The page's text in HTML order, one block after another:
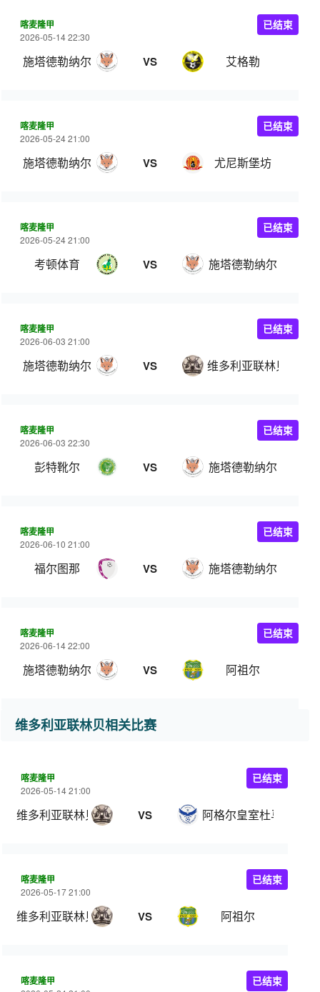
喀麦隆甲
2026-05-14 22:30
施塔德勒纳尔 VS 艾格勒
已结束
喀麦隆甲
2026-05-24 21:00
施塔德勒纳尔 VS 尤尼斯堡坊
已结束
喀麦隆甲
2026-05-24 21:00
考顿体育 VS 施塔德勒纳尔
已结束
喀麦隆甲
2026-06-03 21:00
施塔德勒纳尔 VS 维多利亚联林贝
已结束
喀麦隆甲
2026-06-03 22:30
彭特靴尔 VS 施塔德勒纳尔
已结束
喀麦隆甲
2026-06-10 21:00
福尔图那 VS 施塔德勒纳尔
已结束
喀麦隆甲
2026-06-14 22:00
施塔德勒纳尔 VS 阿祖尔
已结束
维多利亚联林贝相关比赛
喀麦隆甲
2026-05-14 21:00
维多利亚联林贝 VS 阿格尔皇室杜马
已结束
喀麦隆甲
2026-05-17 21:00
维多利亚联林贝 VS 阿祖尔
已结束
喀麦隆甲 已结束